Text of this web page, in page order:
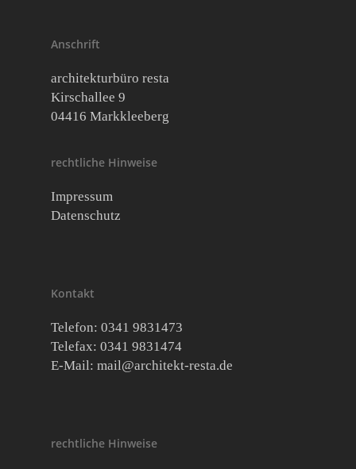
Anschrift
architekturbüro resta
Kirschallee 9
04416 Markkleeberg
rechtliche Hinweise
Impressum
Datenschutz
Kontakt
Telefon: 0341 9831473
Telefax: 0341 9831474
E-Mail: mail@architekt-resta.de
rechtliche Hinweise